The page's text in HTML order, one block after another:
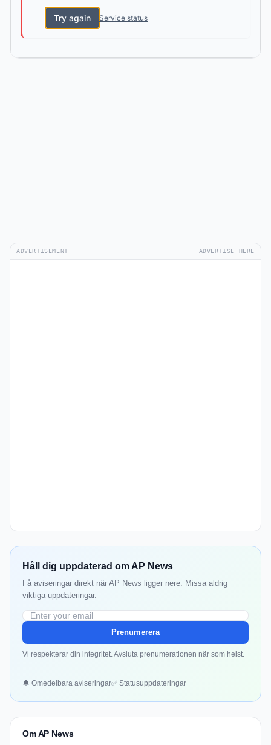
Try again Service status
ADVERTISEMENT ADVERTISE HERE
Håll dig uppdaterad om AP News
Få aviseringar direkt när AP News ligger nere. Missa aldrig
viktiga uppdateringar.
Prenumerera
Vi respekterar din integritet. Avsluta prenumerationen när som helst.
🔔 Omedelbara aviseringar✅ Statusuppdateringar
Om AP News